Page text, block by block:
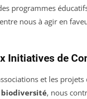
programmes
nous à agir en
Initiatives de
et les projets
, nous